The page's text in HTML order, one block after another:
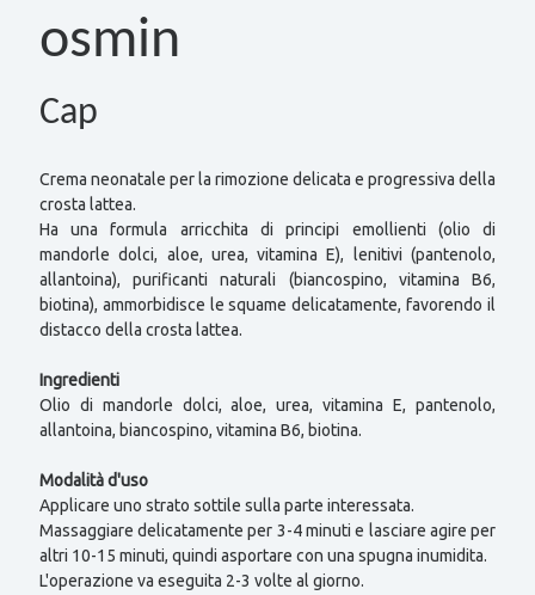
osmin
Cap
Crema neonatale per la rimozione delicata e progressiva della
crosta lattea.
Ha una formula arricchita di principi emollienti (olio di
mandorle dolci, aloe, urea, vitamina E), lenitivi (pantenolo,
allantoina), purificanti naturali (biancospino, vitamina B6,
biotina), ammorbidisce le squame delicatamente, favorendo il
distacco della crosta lattea.
Ingredienti
Olio di mandorle dolci, aloe, urea, vitamina E, pantenolo,
allantoina, biancospino, vitamina B6, biotina.
Modalità d'uso
Applicare uno strato sottile sulla parte interessata.
Massaggiare delicatamente per 3-4 minuti e lasciare agire per
altri 10-15 minuti, quindi asportare con una spugna inumidita.
L'operazione va eseguita 2-3 volte al giorno.